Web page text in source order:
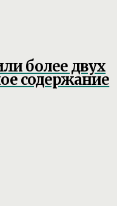
более двух
содержание